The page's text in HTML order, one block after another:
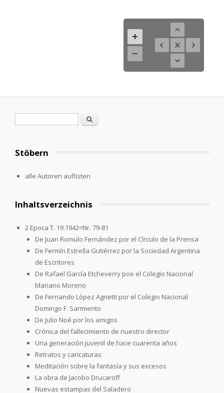
Search
Stöbern
alle Autoren auflisten
Inhaltsverzeichnis
2.Epoca T. 19.1942=Nr. 79-81
De Juan Romulo Fernández por el Círculo de la Prensa
De Fermín Estrella Gutiérrez por la Sociedad Argentina
de Escritores
De Rafael García Etcheverry poe el Colegio Nacional
Mariano Moreno
De Fernando López Agnetti por el Colegio Nacional
Domingo F. Sarmiento
De Julio Noé por los amigos
Crónica del fallecimiento de nuestro director
Una generación juvenil de hace cuarenta años
Retratos y caricaturas
Meditación sobre la fantasía y sus excesos
La obra de Jacobo Drucaroff
Nuevas estampas del Saladero